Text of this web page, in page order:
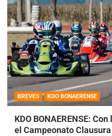
BREVES KDO BONAERENSE
KDO BONAERENSE:
el Campeonato Clausura